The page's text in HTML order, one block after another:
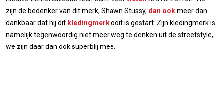
zijn de bedenker van dit merk, Shawn Stüssy, dan ookmeer dan
dankbaar dat hij dit kledingmerkooit is gestart. Zijn kledingmerk is
namelijk tegenwoordig niet meer weg te denken uit de streetstyle,
we zijn daar dan ook superblij mee.